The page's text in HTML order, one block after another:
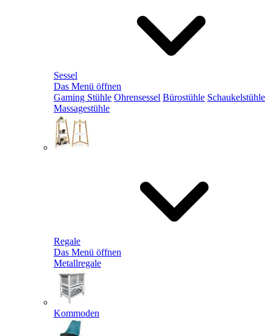
Sessel
Das Menü öffnen
Gaming Stühle Ohrensessel Bürostühle Schaukelstühle
Massagestühle
Regale
Das Menü öffnen
Metallregale
Kommoden